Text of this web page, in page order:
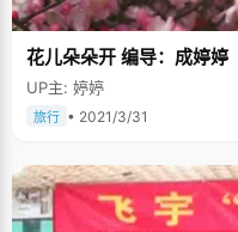
花儿朵朵开 编导：成婷婷
UP主: 婷婷
旅行 • 2021/3/31